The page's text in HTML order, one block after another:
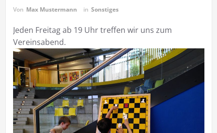
Von Max Mustermann in Sonstiges
Jeden Freitag ab 19 Uhr treffen wir uns zum
Vereinsabend.